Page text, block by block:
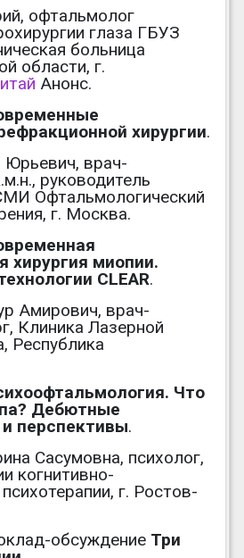
офтальмолог
глаза ГБУЗ
больница
области, г.
Анонс.
хирургии.
Юрьевич, врач-
руководитель
Офтальмологический
г. Москва.
хирургия миопии.
CLEAR.
Амирович, врач-
Клиника Лазерной
Республика
Что
Дебютные
перспективы.
Сасумовна, психолог,
когнитивно-
г. Ростов-
обсуждение Три